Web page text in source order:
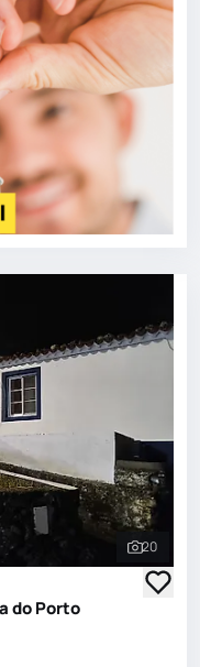
Ver
20
do Porto